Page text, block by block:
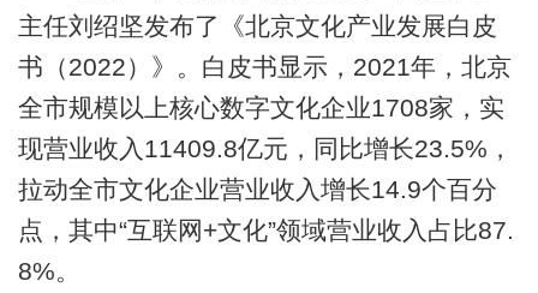
主任刘绍坚发布了《北京文化产业发展白皮
书（2022）》。白皮书显示，2021年，北京
全市规模以上核心数字文化企业1708家，实
现营业收入11409.8亿元，同比增长23.5%，
拉动全市文化企业营业收入增长14.9个百分
点，其中“互联网+文化”领域营业收入占比87.
8%。